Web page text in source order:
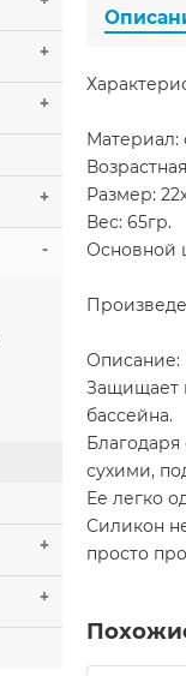
+
+
+
-
+
+
Материал:
Размер:
Вес: 65гр.
Основной
Описание:
Защищает
бассейна.
Благодаря
сухими,
Ее легко
Силикон
просто